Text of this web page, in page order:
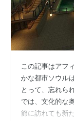
この記事はアフ
かな都市ソウル
とって、忘れら
では、文化的な
節に訪れても新